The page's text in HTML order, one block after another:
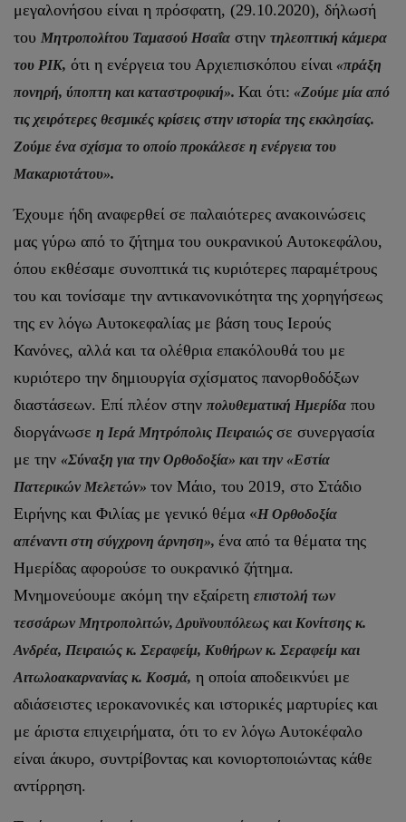
μεγαλονήσου είναι η πρόσφατη, (29.10.2020), δήλωσή
του Μητροπολίτου Ταμασού Ησαΐα στην τηλεοπτική κάμερα
του ΡΙΚ, ότι η ενέργεια του Αρχιεπισκόπου είναι «πράξη
πονηρή, ύποπτη και καταστροφική». Και ότι: «Ζούμε μία από
τις χειρότερες θεσμικές κρίσεις στην ιστορία της εκκλησίας.
Ζούμε ένα σχίσμα το οποίο προκάλεσε η ενέργεια του
Μακαριοτάτου».
Έχουμε ήδη αναφερθεί σε παλαιότερες ανακοινώσεις
μας γύρω από το ζήτημα του ουκρανικού Αυτοκεφάλου,
όπου εκθέσαμε συνοπτικά τις κυριότερες παραμέτρους
του και τονίσαμε την αντικανονικότητα της χορηγήσεως
της εν λόγω Αυτοκεφαλίας με βάση τους Ιερούς
Κανόνες, αλλά και τα ολέθρια επακόλουθά του με
κυριότερο την δημιουργία σχίσματος πανορθοδόξων
διαστάσεων. Επί πλέον στην πολυθεματική Ημερίδα που
διοργάνωσε η Ιερά Μητρόπολις Πειραιώς σε συνεργασία
με την «Σύναξη για την Ορθοδοξία» και την «Εστία
Πατερικών Μελετών» τον Μάιο, του 2019, στο Στάδιο
Ειρήνης και Φιλίας με γενικό θέμα «Η Ορθοδοξία
απέναντι στη σύγχρονη άρνηση», ένα από τα θέματα της
Ημερίδας αφορούσε το ουκρανικό ζήτημα.
Μνημονεύουμε ακόμη την εξαίρετη επιστολή των
τεσσάρων Μητροπολιτών, Δρυϊνουπόλεως και Κονίτσης κ.
Ανδρέα, Πειραιώς κ. Σεραφείμ, Κυθήρων κ. Σεραφείμ και
Αιτωλοακαρνανίας κ. Κοσμά, η οποία αποδεικνύει με
αδιάσειστες ιεροκανονικές και ιστορικές μαρτυρίες και
με άριστα επιχειρήματα, ότι το εν λόγω Αυτοκέφαλο
είναι άκυρο, συντρίβοντας και κονιορτοποιώντας κάθε
αντίρρηση.